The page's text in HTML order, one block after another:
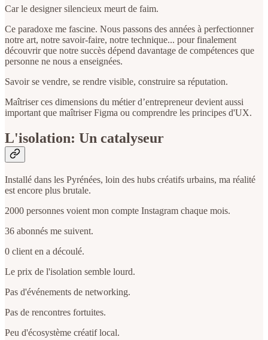
Car le designer silencieux meurt de faim.
Ce paradoxe me fascine. Nous passons des années à perfectionner
notre art, notre savoir-faire, notre technique... pour finalement
découvrir que notre succès dépend davantage de compétences que
personne ne nous a enseignées.
Savoir se vendre, se rendre visible, construire sa réputation.
Maîtriser ces dimensions du métier d’entrepreneur devient aussi
important que maîtriser Figma ou comprendre les principes d'UX.
L'isolation: Un catalyseur
Installé dans les Pyrénées, loin des hubs créatifs urbains, ma réalité
est encore plus brutale.
2000 personnes voient mon compte Instagram chaque mois.
36 abonnés me suivent.
0 client en a découlé.
Le prix de l'isolation semble lourd.
Pas d'événements de networking.
Pas de rencontres fortuites.
Peu d'écosystème créatif local.